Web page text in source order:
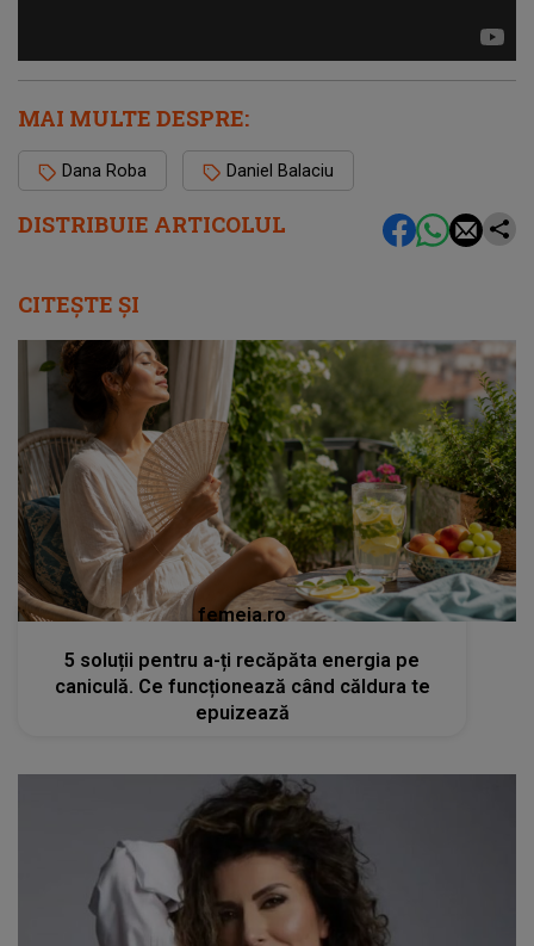
DISTRIBUIE ARTICOLUL
MAI MULTE DESPRE:
Dana Roba Daniel Balaciu
CITEȘTE ȘI
femeia.ro
5 soluții pentru a-ți recăpăta energia pe
caniculă. Ce funcționează când căldura te
epuizează